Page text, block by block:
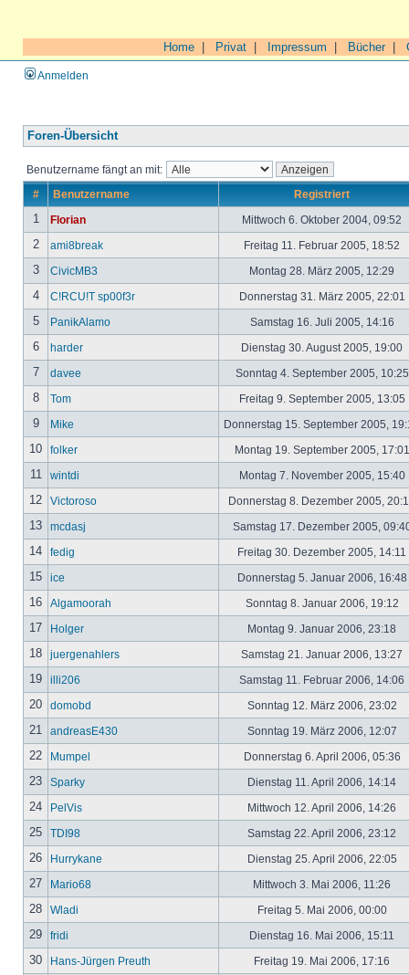
Home Privat Impressum Bücher|
Anmelden
Foren-Übersicht
Benutzername fängt an mit:
# Benutzername Registriert
1 Florian Mittwoch 6. Oktober 2004, 09:52
2 ami8break Freitag 11. Februar 2005, 18:52
3 CivicMB3 Montag 28. März 2005, 12:29
4 C!RCU!T sp00f3r Donnerstag 31. März 2005, 22:01
5 PanikAlamo Samstag 16. Juli 2005, 14:16
6 harder Dienstag 30. August 2005, 19:00
7 davee Sonntag 4. September 2005,
8 Tom Freitag 9. September 2005, 13:05
9 Mike Donnerstag 15. September 2005,
10 folker Montag 19. September 2005,
11 wintdi Montag 7. November 2005, 15:40
12 Victoroso Donnerstag 8. Dezember 2005,
13 mcdasj Samstag 17. Dezember 2005,
14 fedig Freitag 30. Dezember 2005, 14:11
15 ice Donnerstag 5. Januar 2006, 16:48
16 Algamoorah Sonntag 8. Januar 2006, 19:12
17 Holger Montag 9. Januar 2006, 23:18
18 juergenahlers Samstag 21. Januar 2006, 13:27
19 illi206 Samstag 11. Februar 2006, 14:06
20 domobd Sonntag 12. März 2006, 23:02
21 andreasE430 Sonntag 19. März 2006, 12:07
22 Mumpel Donnerstag 6. April 2006, 05:36
23 Sparky Dienstag 11. April 2006, 14:14
24 PelVis Mittwoch 12. April 2006, 14:26
25 TDI98 Samstag 22. April 2006, 23:12
26 Hurrykane Dienstag 25. April 2006, 22:05
27 Mario68 Mittwoch 3. Mai 2006, 11:26
28 Wladi Freitag 5. Mai 2006, 00:00
29 fridi Dienstag 16. Mai 2006, 15:11
30 Hans-Jürgen Preuth Freitag 19. Mai 2006, 17:16